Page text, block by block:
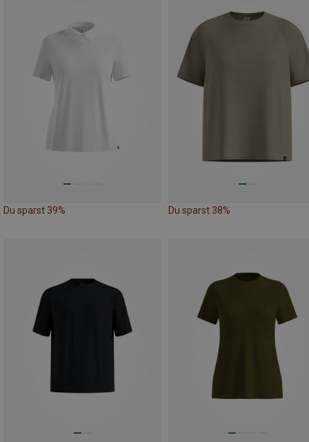
Du sparst 39% Du sparst 38%